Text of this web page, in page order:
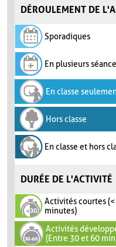
DÉROULEMENT DE
Sporadiques
En plusieurs
En classe
Hors classe
En classe et hors
DURÉE DE L'ACTIVITÉ
Activités courtes
minutes)
Activités
(Entre 30 et 60